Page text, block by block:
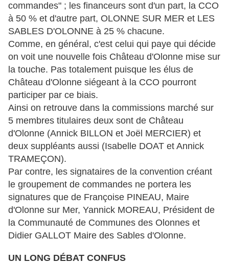
commandes" ; les financeurs sont d'un part, la CCO
à 50 % et d'autre part, OLONNE SUR MER et LES
SABLES D'OLONNE à 25 % chacune.
Comme, en général, c'est celui qui paye qui décide
on voit une nouvelle fois Château d'Olonne mise sur
la touche. Pas totalement puisque les élus de
Château d'Olonne siégeant à la CCO pourront
participer par ce biais.
Ainsi on retrouve dans la commissions marché sur
5 membres titulaires deux sont de Château
d'Olonne (Annick BILLON et Joël MERCIER) et
deux suppléants aussi (Isabelle DOAT et Annick
TRAMEÇON).
Par contre, les signataires de la convention créant
le groupement de commandes ne portera les
signatures que de Françoise PINEAU, Maire
d'Olonne sur Mer, Yannick MOREAU, Président de
la Communauté de Communes des Olonnes et
Didier GALLOT Maire des Sables d'Olonne.
UN LONG DÉBAT CONFUS